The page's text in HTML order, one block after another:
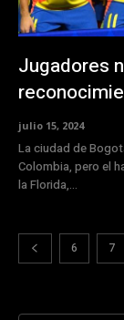
Jugadores
julio 15, 2024
La ciudad de
Colombia, pero el
la Florida,...
6 7